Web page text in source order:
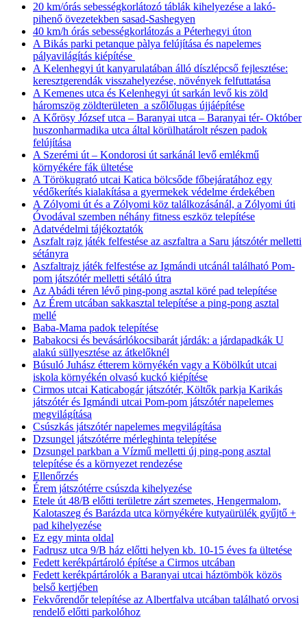
20 km/órás sebességkorlátozó táblák kihelyezése a lakó-
pihenő övezetekben sasad-Sashegyen
40 km/h órás sebességkorlátozás a Péterhegyi úton
A Bikás parki petanque pàlya felújítása és napelemes
pályavilágítás kiépítése
A Kelenhegyi út kanyarulatában álló díszlépcső fejlesztése:
keresztgerendák visszahelyezése, növények felfuttatása
A Kemenes utca és Kelenhegyi út sarkán levő kis zöld
háromszög zöldterületen a szőlőlugas újjáépítése
A Kőrösy József utca – Baranyai utca – Baranyai tér- Október
huszonharmadika utca által körülhatárolt részen padok
felújítása
A Szerémi út – Kondorosi út sarkánál levő emlékmű
környékére fák ültetése
A Törökugrató utcai Katica bölcsőde főbejáratához egy
védőkerítés kialakítása a gyermekek védelme érdekében
A Zólyomi út és a Zólyomi köz találkozásánál, a Zólyomi úti
Óvodával szemben néhány fitness eszköz telepítése
Adatvédelmi tájékoztatók
Aszfalt rajz játék felfestése az aszfaltra a Saru játszótér melletti
sétányra
Aszfaltrajz játék felfestése az Igmándi utcánál található Pom-
pom játszótér melletti sétáló útra
Az Abádi téren lévő ping-pong asztal köré pad telepítése
Az Érem utcában sakkasztal telepítése a ping-pong asztal
mellé
Baba-Mama padok telepítése
Babakocsi és bevásárlókocsibarát járdák: a járdapadkák U
alakú süllyesztése az átkelőknél
Búsuló Juhász étterem környékén vagy a Köbölkút utcai
iskola környékén olvasó kuckó kiépítése
Cirmos utcai Katicabogár játszótér, Költők parkja Karikás
játszótér és Igmándi utcai Pom-pom játszótér napelemes
megvilágítása
Csúszkás játszótér napelemes megvilágítása
Dzsungel játszótérre mérleghinta telepítése
Dzsungel parkban a Vízmű melletti új ping-pong asztal
telepítése és a környezet rendezése
Ellenőrzés
Érem játszótérre csúszda kihelyezése
Etele út 48/B előtti területre zárt szemetes, Hengermalom,
Kalotaszeg és Barázda utca környékére kutyaürülék gyűjtő +
pad kihelyezése
Ez egy minta oldal
Fadrusz utca 9/B ház előtti helyen kb. 10-15 éves fa ültetése
Fedett kerékpártároló építése a Cirmos utcában
Fedett kerékpártárolók a Baranyai utcai háztömbök közös
belső kertjében
Fekvőrendőr telepítése az Albertfalva utcában található orvosi
rendelő előtti parkolóhoz